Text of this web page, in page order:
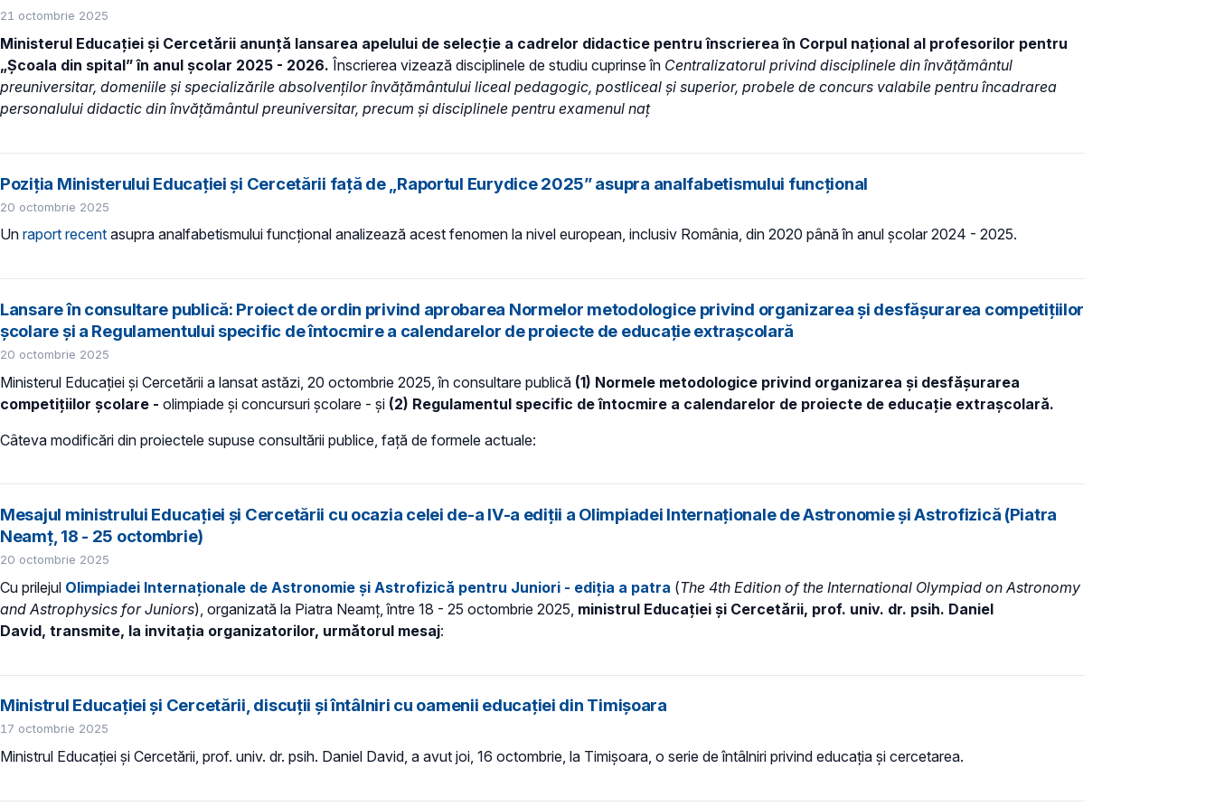
21 octombrie 2025
Ministerul Educației și Cercetării anunță lansarea apelului de selecție a cadrelor didactice pentru înscrierea în Corpul național al profesorilor pentru
„Școala din spital” în anul școlar 2025 - 2026. Înscrierea vizează disciplinele de studiu cuprinse în Centralizatorul privind disciplinele din învățământul
preuniversitar, domeniile şi specializările absolvenților învățământului liceal pedagogic, postliceal și superior, probele de concurs valabile pentru încadrarea
personalului didactic din învăţământul preuniversitar, precum și disciplinele pentru examenul naț
Poziția Ministerului Educației și Cercetării față de „Raportul Eurydice 2025” asupra analfabetismului funcțional
20 octombrie 2025
Un raport recent asupra analfabetismului funcțional analizează acest fenomen la nivel european, inclusiv România, din 2020 până în anul școlar 2024 - 2025.
Lansare în consultare publică: Proiect de ordin privind aprobarea Normelor metodologice privind organizarea şi desfășurarea competițiilor
școlare și a Regulamentului specific de întocmire a calendarelor de proiecte de educație extrașcolară
20 octombrie 2025
Ministerul Educației și Cercetării a lansat astăzi, 20 octombrie 2025, în consultare publică (1) Normele metodologice privind organizarea și desfășurarea
competițiilor școlare - olimpiade și concursuri școlare - și (2) Regulamentul specific de întocmire a calendarelor de proiecte de educație extrașcolară.
Câteva modificări din proiectele supuse consultării publice, față de formele actuale:
Mesajul ministrului Educației și Cercetării cu ocazia celei de-a IV-a ediții a Olimpiadei Internaționale de Astronomie și Astrofizică (Piatra
Neamț, 18 - 25 octombrie)
20 octombrie 2025
Cu prilejul Olimpiadei Internaționale de Astronomie și Astrofizică pentru Juniori - ediția a patra (The 4th Edition of the International Olympiad on Astronomy
and Astrophysics for Juniors), organizată la Piatra Neamț, între 18 - 25 octombrie 2025, ministrul Educației și Cercetării, prof. univ. dr. psih. Daniel
David, transmite, la invitația organizatorilor, următorul mesaj:
Ministrul Educației și Cercetării, discuții și întâlniri cu oamenii educației din Timișoara
17 octombrie 2025
Ministrul Educației și Cercetării, prof. univ. dr. psih. Daniel David, a avut joi, 16 octombrie, la Timișoara, o serie de întâlniri privind educația și cercetarea.